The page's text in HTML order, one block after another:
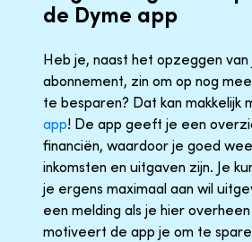
de Dyme app
Heb je, naast het opzeggen van
abonnement, zin om op nog
te besparen? Dat kan makkelijk
app! De app geeft je een
financiën, waardoor je goed
inkomsten en uitgaven zijn. Je
je ergens maximaal aan wil
een melding als je hier
motiveert de app je om te